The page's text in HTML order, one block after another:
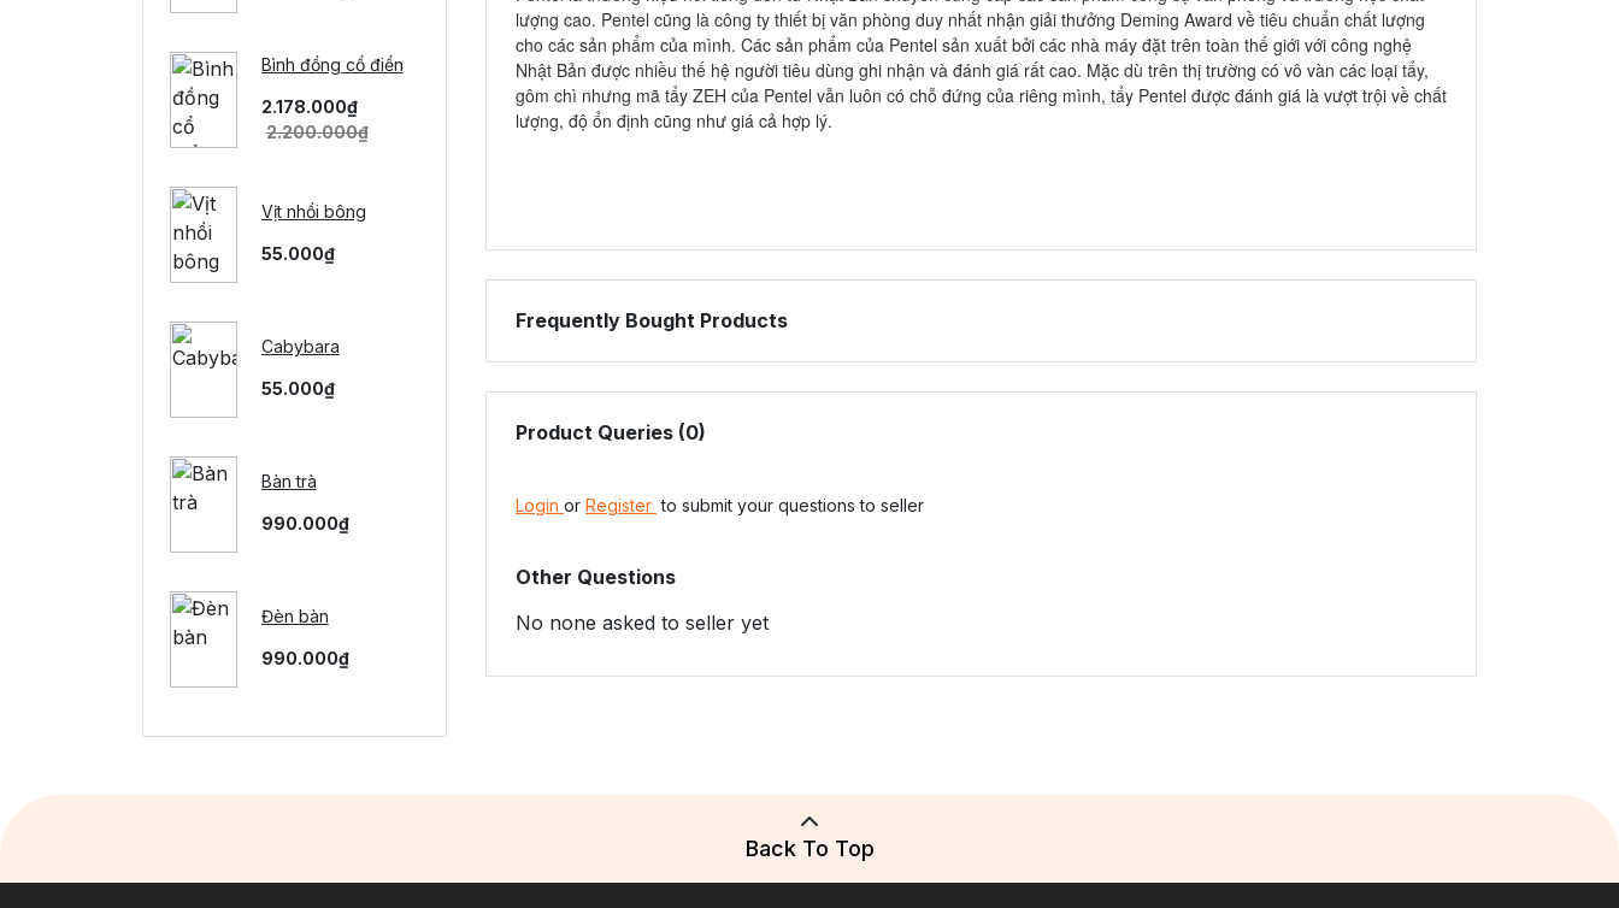
Bình đồng cổ điển
2.178.000₫
2.200.000₫
Vịt nhồi bông
55.000₫
Cabybara
55.000₫
Bàn trà
990.000₫
Đèn bàn
990.000₫
lượng cao. Pentel cũng là công ty thiết bị văn phòng duy nhất nhận giải thưởng Deming Award về tiêu chuẩn chất lượng
cho các sản phẩm của mình. Các sản phẩm của Pentel sản xuất bởi các nhà máy đặt trên toàn thế giới với công nghệ
Nhật Bản được nhiều thế hệ người tiêu dùng ghi nhận và đánh giá rất cao. Mặc dù trên thị trường có vô vàn các loại tẩy,
gôm chì nhưng mã tẩy ZEH của Pentel vẫn luôn có chỗ đứng của riêng mình, tẩy Pentel được đánh giá là vượt trội về chất
lượng, độ ổn định cũng như giá cả hợp lý.
Frequently Bought Products
Product Queries (0)
Login or Register to submit your questions to seller
Other Questions
No none asked to seller yet
Back To Top